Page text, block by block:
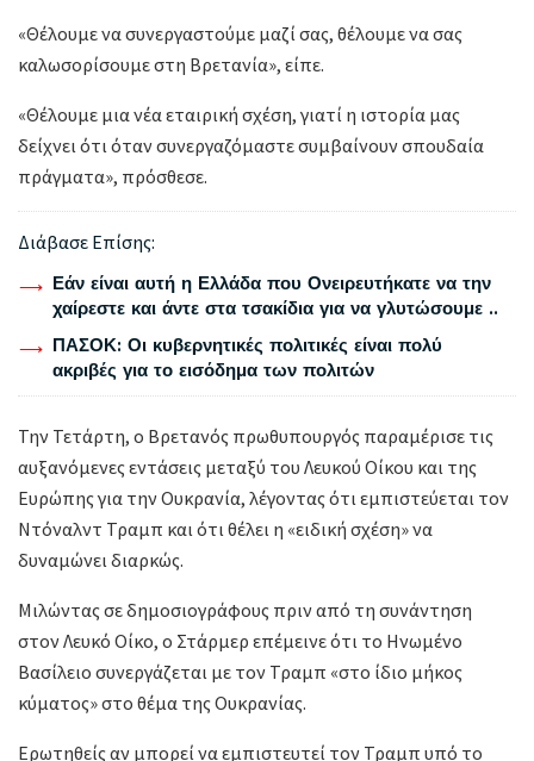
«Θέλουμε να συνεργαστούμε μαζί σας, θέλουμε να σας
καλωσορίσουμε στη Βρετανία», είπε.
«Θέλουμε μια νέα εταιρική σχέση, γιατί η ιστορία μας
δείχνει ότι όταν συνεργαζόμαστε συμβαίνουν σπουδαία
πράγματα», πρόσθεσε.
Διάβασε Επίσης:
Εάν είναι αυτή η Ελλάδα που Ονειρευτήκατε να την
χαίρεστε και άντε στα τσακίδια για να γλυτώσουμε ..
ΠΑΣΟΚ: Οι κυβερνητικές πολιτικές είναι πολύ
ακριβές για το εισόδημα των πολιτών
Την Τετάρτη, ο Βρετανός πρωθυπουργός παραμέρισε τις
αυξανόμενες εντάσεις μεταξύ του Λευκού Οίκου και της
Ευρώπης για την Ουκρανία, λέγοντας ότι εμπιστεύεται τον
Ντόναλντ Τραμπ και ότι θέλει η «ειδική σχέση» να
δυναμώνει διαρκώς.
Μιλώντας σε δημοσιογράφους πριν από τη συνάντηση
στον Λευκό Οίκο, ο Στάρμερ επέμεινε ότι το Ηνωμένο
Βασίλειο συνεργάζεται με τον Τραμπ «στο ίδιο μήκος
κύματος» στο θέμα της Ουκρανίας.
Ερωτηθείς αν μπορεί να εμπιστευτεί τον Τραμπ υπό το